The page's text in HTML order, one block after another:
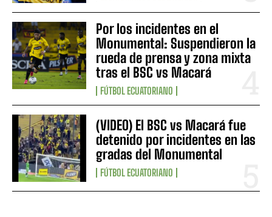
Por los incidentes en el
Monumental: Suspendieron la
rueda de prensa y zona mixta
tras el BSC vs Macará
FÚTBOL ECUATORIANO
(VIDEO) El BSC vs Macará fue
detenido por incidentes en las
gradas del Monumental
FÚTBOL ECUATORIANO